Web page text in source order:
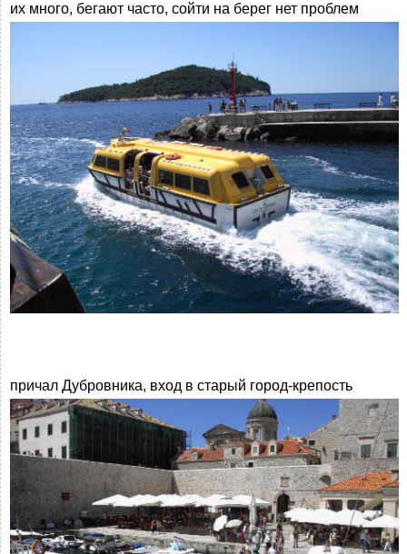
их много, бегают часто, сойти на берег нет проблем
причал Дубровника, вход в старый город-крепость